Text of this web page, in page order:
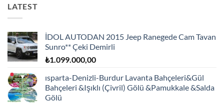
LATEST
İDOL AUTODAN 2015 Jeep Ranegede Cam Tavan
Sunro** Çeki Demirli
₺1.099.000,00
ısparta-Denizli-Burdur Lavanta Bahçeleri&Gül
Bahçeleri &Işıklı (Çivril) Gölü &Pamukkale &Salda
Gölü